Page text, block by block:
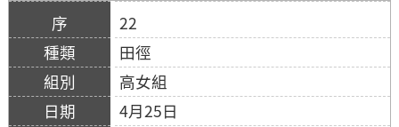
22
田徑
高女組
4月25日